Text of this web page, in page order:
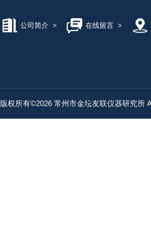
公司简介 > 在线留言>
版权所有©2026 常州市金坛友联仪器研究所